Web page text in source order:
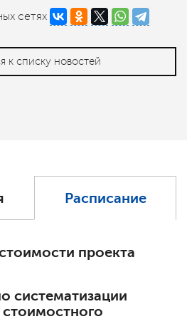
сетях
к списку новостей
Расписание
проекта
систематизации